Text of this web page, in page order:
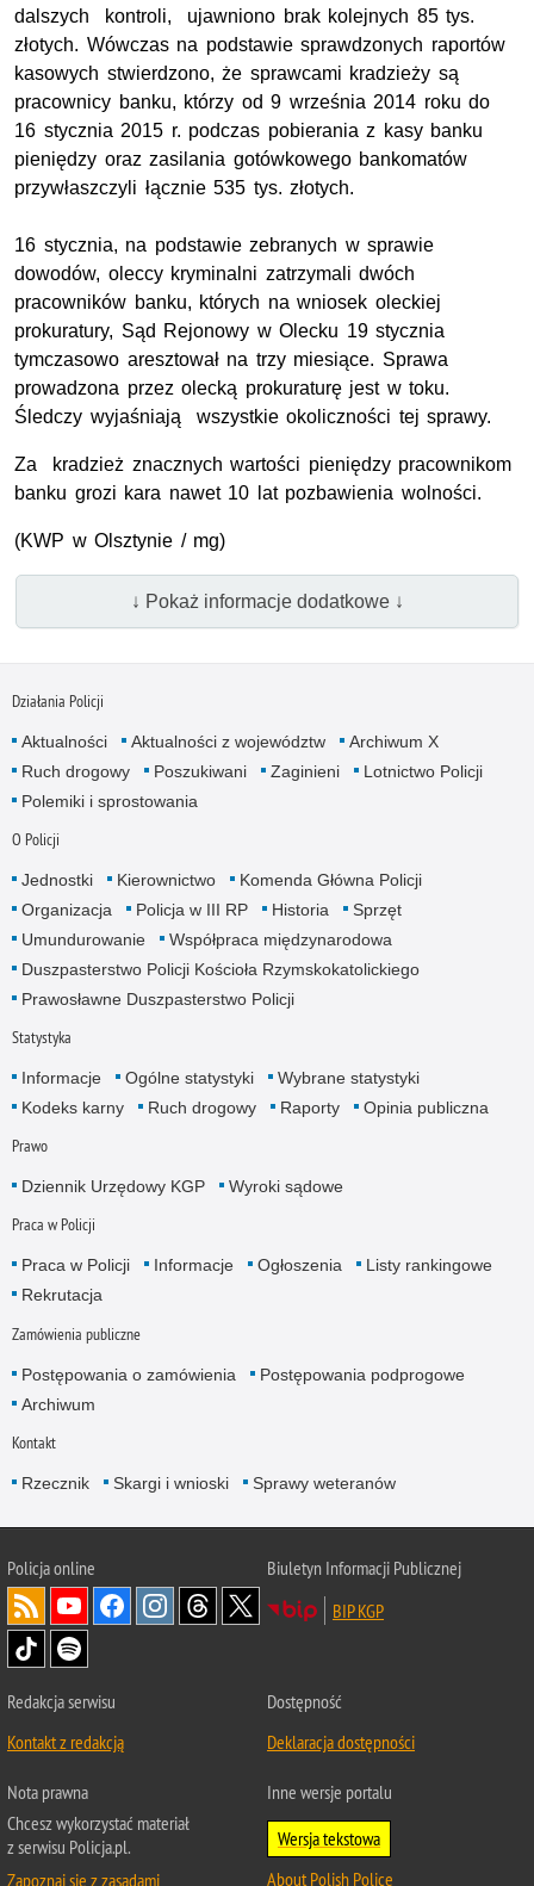
dalszych kontroli, ujawniono brak kolejnych 85 tys.
złotych. Wówczas na podstawie sprawdzonych raportów
kasowych stwierdzono, że sprawcami kradzieży są
pracownicy banku, którzy od 9 września 2014 roku do
16 stycznia 2015 r. podczas pobierania z kasy banku
pieniędzy oraz zasilania gotówkowego bankomatów
przywłaszczyli łącznie 535 tys. złotych.
16 stycznia, na podstawie zebranych w sprawie
dowodów, oleccy kryminalni zatrzymali dwóch
pracowników banku, których na wniosek oleckiej
prokuratury, Sąd Rejonowy w Olecku 19 stycznia
tymczasowo aresztował na trzy miesiące. Sprawa
prowadzona przez olecką prokuraturę jest w toku.
Śledczy wyjaśniają wszystkie okoliczności tej sprawy.
Za kradzież znacznych wartości pieniędzy pracownikom
banku grozi kara nawet 10 lat pozbawienia wolności.
(KWP w Olsztynie / mg)
↓ Pokaż informacje dodatkowe ↓
Działania Policji
Aktualności Aktualności z województw
Archiwum X
Ruch drogowy
Poszukiwani Zaginieni
Lotnictwo Policji
Polemiki i sprostowania
O Policji
Jednostki Kierownictwo
Komenda Główna Policji
Organizacja
Policja w III RP Historia
Sprzęt
Umundurowanie
Współpraca międzynarodowa
Duszpasterstwo Policji Kościoła Rzymskokatolickiego
Prawosławne Duszpasterstwo Policji
Statystyka
Informacje Ogólne statystyki
Wybrane statystyki
Kodeks karny
Ruch drogowy Raporty Opinia publiczna
Prawo
Dziennik Urzędowy KGP Wyroki sądowe
Praca w Policji
Praca w Policji Informacje Ogłoszenia
Listy rankingowe
Rekrutacja
Zamówienia publiczne
Postępowania o zamówienia
Postępowania podprogowe
Archiwum
Kontakt
Rzecznik Skargi i wnioski Sprawy weteranów
Policjaonline
Biuletyn Informacji Publicznej
BIP KGP
Redakcja serwisu
Kontakt z redakcją
Dostępność
Deklaracja dostępności
Nota prawna
Chcesz wykorzystać materiał
z serwisu Policja.pl.
Zapoznaj się z zasadami
Inne wersje portalu
Wersja tekstowa
About Polish Police